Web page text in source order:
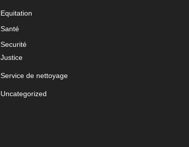
Equitation
Santé
Securité
Justice
Service de nettoyage
Uncategorized